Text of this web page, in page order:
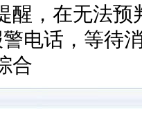
醒，在无法
电话，等待
合